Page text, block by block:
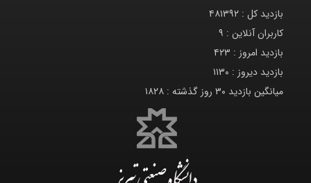
بازدید کل : ۴۸۱۳۹۲
کاربران آنلاین : ۹
بازدید امروز : ۴۲۳
بازدید دیروز : ۱۱۳۰
میانگین بازدید ۳۰ روز گذشته :
۱۸۲۸